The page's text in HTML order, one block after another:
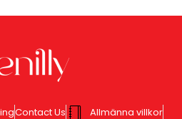
Contact Us Allmänna villkor